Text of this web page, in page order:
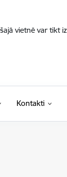
vietnē var tikt
Kontakti